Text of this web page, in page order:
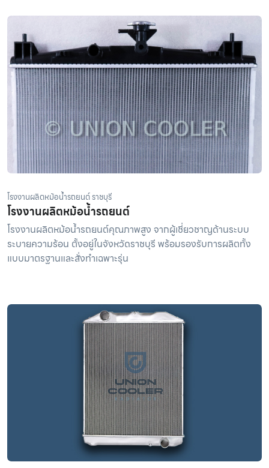
โรงงานผลิตหม้อน้ำรถยนต์ ราชบุรี
โรงงานผลิตหม้อน้ำรถยนต์
โรงงานผลิตหม้อน้ำรถยนต์คุณภาพสูง จากผู้เชี่ยวชาญด้านระบบ
ระบายความร้อน ตั้งอยู่ในจังหวัดราชบุรี พร้อมรองรับการผลิตทั้ง
แบบมาตรฐานและสั่งทำเฉพาะรุ่น